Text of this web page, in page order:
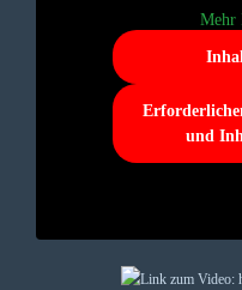
Mehr
und